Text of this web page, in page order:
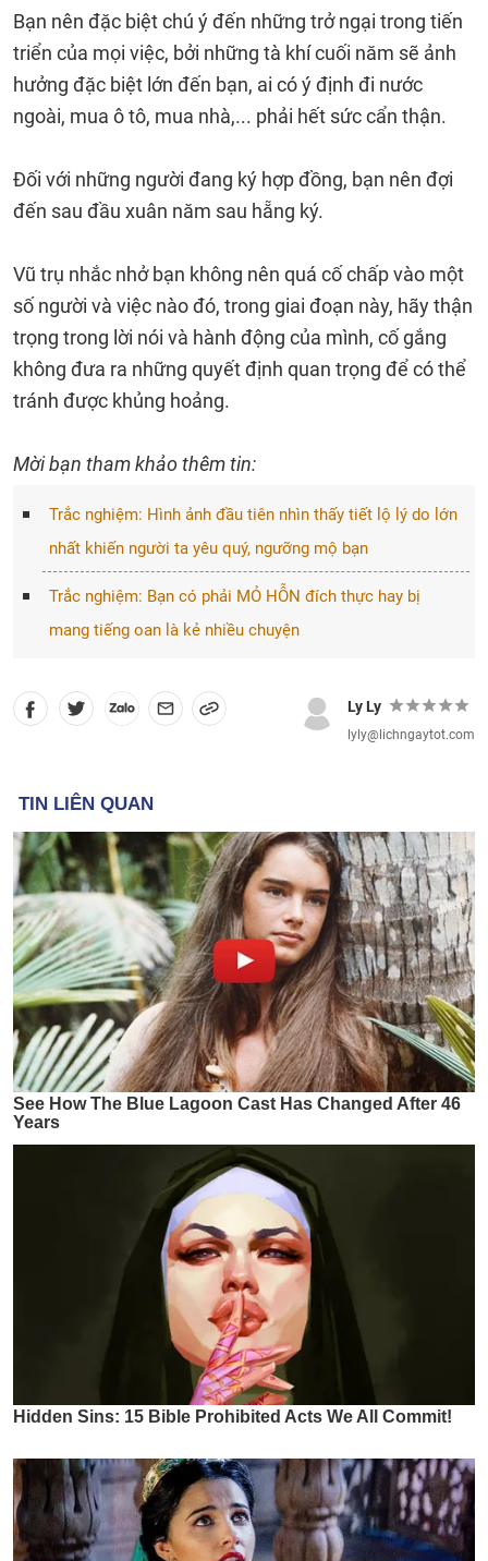
Bạn nên đặc biệt chú ý đến những trở ngại trong tiến
triển của mọi việc, bởi những tà khí cuối năm sẽ ảnh
hưởng đặc biệt lớn đến bạn, ai có ý định đi nước
ngoài, mua ô tô, mua nhà,... phải hết sức cẩn thận.
Đối với những người đang ký hợp đồng, bạn nên đợi
đến sau đầu xuân năm sau hẵng ký.
Vũ trụ nhắc nhở bạn không nên quá cố chấp vào một
số người và việc nào đó, trong giai đoạn này, hãy thận
trọng trong lời nói và hành động của mình, cố gắng
không đưa ra những quyết định quan trọng để có thể
tránh được khủng hoảng.
Mời bạn tham khảo thêm tin:
Trắc nghiệm: Hình ảnh đầu tiên nhìn thấy tiết lộ lý do lớn
nhất khiến người ta yêu quý, ngưỡng mộ bạn
Trắc nghiệm: Bạn có phải MỎ HỖN đích thực hay bị
mang tiếng oan là kẻ nhiều chuyện
Ly Ly
lyly@lichngaytot.com